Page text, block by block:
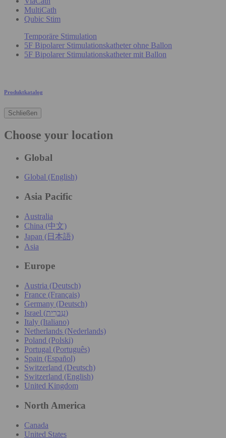
MultiCath
Qubic Stim
Temporäre Stimulation
5F Bipolarer Stimulationskatheter ohne Ballon
5F Bipolarer Stimulationskatheter mit Ballon
Produktkatalog
Schließen
Choose your location
Global
Global (English)
Asia Pacific
Australia
China (中文)
Japan (日本語)
Asia
Europe
Austria (Deutsch)
France (Français)
Germany (Deutsch)
Israel (עִברִית)
Italy (Italiano)
Netherlands (Nederlands)
Poland (Polski)
Portugal (Português)
Spain (Español)
Switzerland (Deutsch)
Switzerland (English)
United Kingdom
North America
Canada
United States